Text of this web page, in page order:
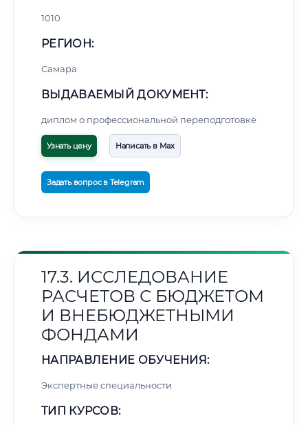
1010
РЕГИОН:
Самара
ВЫДАВАЕМЫЙ ДОКУМЕНТ:
диплом о профессиональной переподготовке
Узнать цену Написать в Max
Задать вопрос в Telegram
17.3. ИССЛЕДОВАНИЕ
РАСЧЕТОВ С БЮДЖЕТОМ
И ВНЕБЮДЖЕТНЫМИ
ФОНДАМИ
НАПРАВЛЕНИЕ ОБУЧЕНИЯ:
Экспертные специальности
ТИП КУРСОВ: